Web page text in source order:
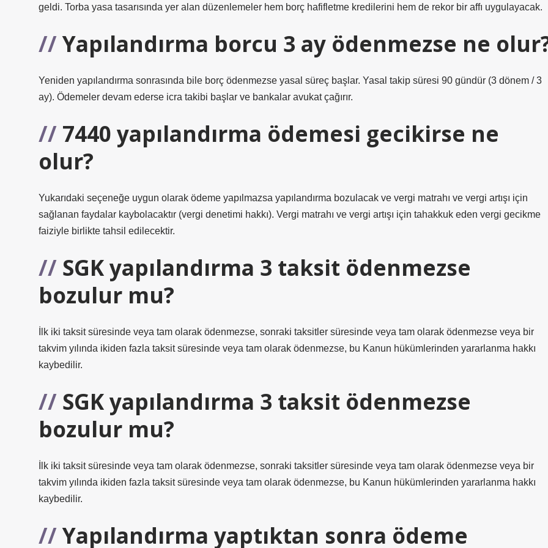
geldi. Torba yasa tasarısında yer alan düzenlemeler hem borç hafifletme kredilerini hem de rekor bir affı uygulayacak.
Yapılandırma borcu 3 ay ödenmezse ne
Yeniden yapılandırma sonrasında bile borç ödenmezse yasal süreç başlar. Yasal takip süresi 90 gündür (3 dönem / 3
ay). Ödemeler devam ederse icra takibi başlar ve bankalar avukat çağırır.
7440 yapılandırma ödemesi gecikirse ne
olur?
Yukarıdaki seçeneğe uygun olarak ödeme yapılmazsa yapılandırma bozulacak ve vergi matrahı ve vergi artışı için
sağlanan faydalar kaybolacaktır (vergi denetimi hakkı). Vergi matrahı ve vergi artışı için tahakkuk eden vergi gecikme
faiziyle birlikte tahsil edilecektir.
SGK yapılandırma 3 taksit ödenmezse
bozulur mu?
İlk iki taksit süresinde veya tam olarak ödenmezse, sonraki taksitler süresinde veya tam olarak ödenmezse veya bir
takvim yılında ikiden fazla taksit süresinde veya tam olarak ödenmezse, bu Kanun hükümlerinden yararlanma hakkı
kaybedilir.
SGK yapılandırma 3 taksit ödenmezse
bozulur mu?
İlk iki taksit süresinde veya tam olarak ödenmezse, sonraki taksitler süresinde veya tam olarak ödenmezse veya bir
takvim yılında ikiden fazla taksit süresinde veya tam olarak ödenmezse, bu Kanun hükümlerinden yararlanma hakkı
kaybedilir.
Yapılandırma yaptıktan sonra ödeme